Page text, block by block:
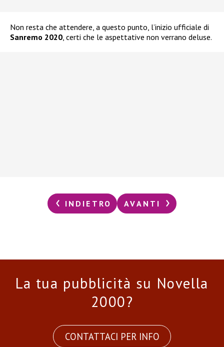
Non resta che attendere, a questo punto, l’inizio ufficiale di
Sanremo 2020, certi che le aspettative non verrano deluse.
INDIETRO AVANTI
La tua pubblicità su Novella
2000?
CONTATTACI PER INFO